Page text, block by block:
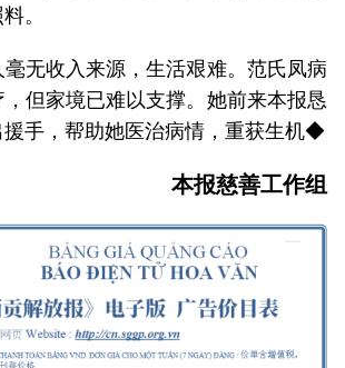
。
无收入来源，生活艰难。范氏凤病
但家境已难以支撑。她前来本报恳
手，帮助她医治病情，重获生机◆
本报慈善工作组